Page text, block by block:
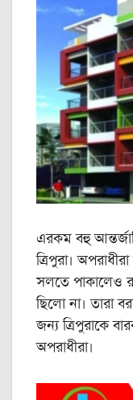
এরকম বহু
ত্রিপুরা।
সলতে পাকালেও
ছিলো না। তারা
জন্য ত্রিপুরাকে
অপরাধীরা।